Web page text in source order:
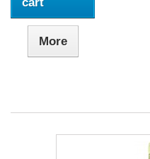
More